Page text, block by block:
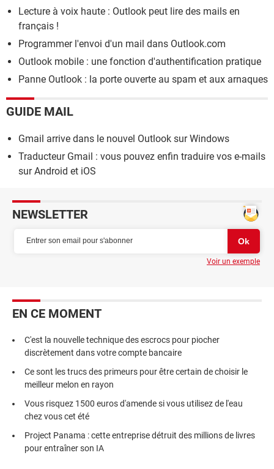
Lecture à voix haute : Outlook peut lire des mails en
français !
Programmer l'envoi d'un mail dans Outlook.com
Outlook mobile : une fonction d'authentification pratique
Panne Outlook : la porte ouverte au spam et aux arnaques
GUIDE MAIL
Gmail arrive dans le nouvel Outlook sur Windows
Traducteur Gmail : vous pouvez enfin traduire vos e-mails
sur Android et iOS
NEWSLETTER
Voir un exemple
EN CE MOMENT
C'est la nouvelle technique des escrocs pour piocher
discrètement dans votre compte bancaire
Ce sont les trucs des primeurs pour être certain de choisir le
meilleur melon en rayon
Vous risquez 1500 euros d'amende si vous utilisez de l'eau
chez vous cet été
Project Panama : cette entreprise détruit des millions de livres
pour entraîner son IA